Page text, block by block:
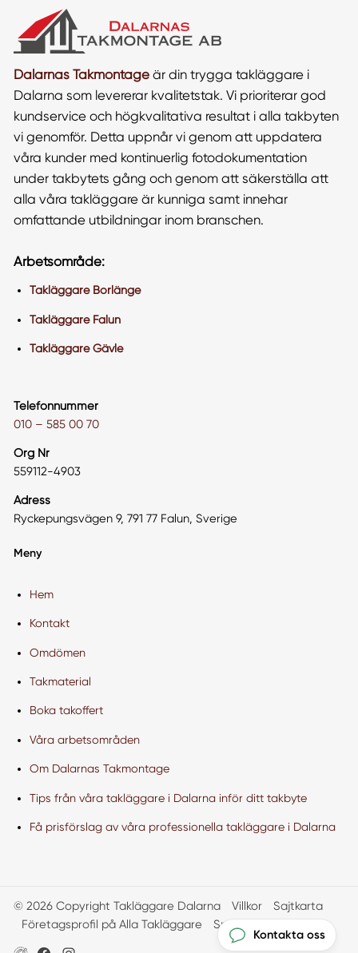
Dalarnas Takmontageär din trygga takläggare i
Dalarna som levererar kvalitetstak. Vi prioriterar god
kundservice och högkvalitativa resultat i alla takbyten
vi genomför. Detta uppnår vi genom att uppdatera
våra kunder med kontinuerlig fotodokumentation
under takbytets gång och genom att säkerställa att
alla våra takläggare är kunniga samt innehar
omfattande utbildningar inom branschen.
Arbetsområde:
Takläggare Borlänge
Takläggare Falun
Takläggare Gävle
Telefonnummer
010 – 585 00 70
Org Nr
559112-4903
Adress
Ryckepungsvägen 9, 791 77 Falun, Sverige
Meny
Hem
Kontakt
Omdömen
Takmaterial
Boka takoffert
Våra arbetsområden
Om Dalarnas Takmontage
Tips från våra takläggare i Dalarna inför ditt takbyte
Få prisförslag av våra professionella takläggare i Dalarna
© 2026 Copyright Takläggare Dalarna Villkor
Sajtkarta
Företagsprofil på Alla Takläggare
Smartproduktion
Kontakta oss